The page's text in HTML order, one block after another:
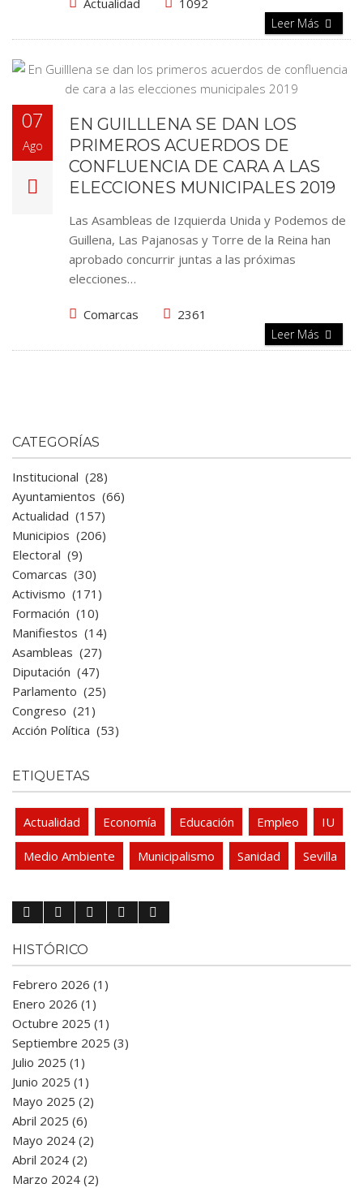
Actualidad 1092
Leer Más
07
Ago
EN GUILLLENA SE DAN LOS
PRIMEROS ACUERDOS DE
CONFLUENCIA DE CARA A LAS
ELECCIONES MUNICIPALES 2019
Las Asambleas de Izquierda Unida y Podemos de
Guillena, Las Pajanosas y Torre de la Reina han
aprobado concurrir juntas a las próximas
elecciones…
Comarcas 2361
Leer Más
CATEGORÍAS
Institucional (28)
Ayuntamientos (66)
Actualidad (157)
Municipios (206)
Electoral (9)
Comarcas (30)
Activismo (171)
Formación (10)
Manifiestos (14)
Asambleas (27)
Diputación (47)
Parlamento (25)
Congreso (21)
Acción Política (53)
ETIQUETAS
Actualidad Economía Educación Empleo IU
Medio Ambiente Municipalismo Sanidad Sevilla
HISTÓRICO
Febrero 2026 (1)
Enero 2026 (1)
Octubre 2025 (1)
Septiembre 2025 (3)
Julio 2025 (1)
Junio 2025 (1)
Mayo 2025 (2)
Abril 2025 (6)
Mayo 2024 (2)
Abril 2024 (2)
Marzo 2024 (2)